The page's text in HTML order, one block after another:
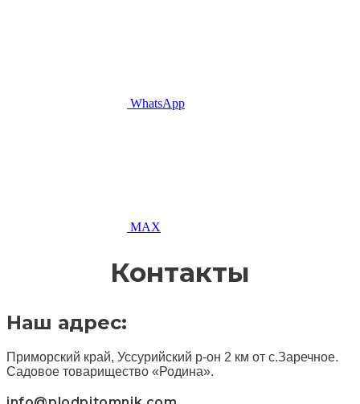
WhatsApp
MAX
Контакты
Наш адрес:
Приморский край, Уссурийский р-он 2 км от с.Заречное.
Садовое товарищество «Родина».